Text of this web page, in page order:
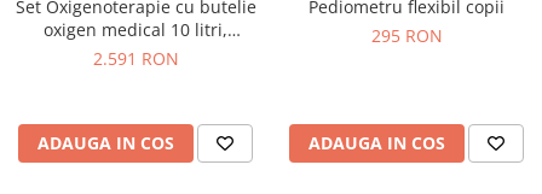
Set Oxigenoterapie cu butelie
oxigen medical 10 litri,
reductor de presiune,
2.591 RON
ADAUGA IN COS
Pediometru flexibil copii
295 RON
ADAUGA IN COS